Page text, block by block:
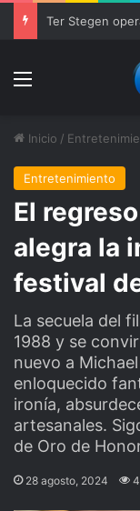
Menu
Inicio /
Entretenimiento
El
alegra la
festival
La secuela del
1988 y se
nuevo a
enloquecido
ironía,
artesanales.
de Oro de
28 agosto, 2024